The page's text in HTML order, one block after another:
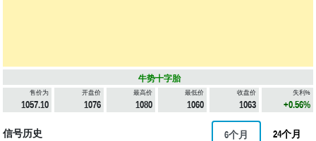
牛势十字胎
售价为
1057.10
开盘价
1076
最高价
1080
最低价
1060
收盘价
1063
失利%
+0.56%
信号历史 6个月 24个月